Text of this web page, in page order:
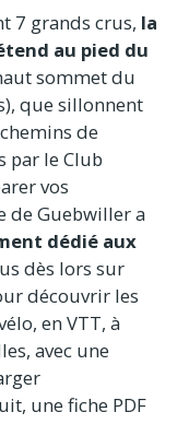
7 grands crus, la
au pied du
sommet du
que sillonnent
de
par le Club
vos
de Guebwiller a
dédié aux
dès lors sur
découvrir les
en VTT, à
avec une
une fiche PDF